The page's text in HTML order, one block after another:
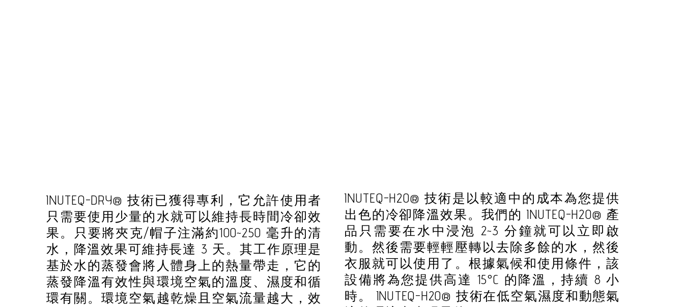
INUTEQ-DRY® 技術已獲得專利，它允許使用者
只需要使用少量的水就可以維持長時間冷卻效
果。只要將夾克/帽子注滿約100~250 毫升的清
水，降溫效果可維持長達 ​​3 天。其工作原理是
基於水的蒸發會將人體身上的熱量帶走，它的
蒸發降溫有效性與環境空氣的溫度、濕度和循
環有關。環境空氣越乾燥且空氣流量越大，效
INUTEQ-H2O® 技術是以較適中的成本為您提供
出色的冷卻降溫效果。我們的 INUTEQ-H2O® 產
品只需要在水中浸泡 2~3 分鐘就可以立即啟
動。然後需要輕輕壓轉以去除多餘的水，然後
衣服就可以使用了。根據氣候和使用條件，該
設備將為您提供高達 15°C 的降溫，持續 8 小
時。 INUTEQ-H2O® 技術在低空氣濕度和動態氣